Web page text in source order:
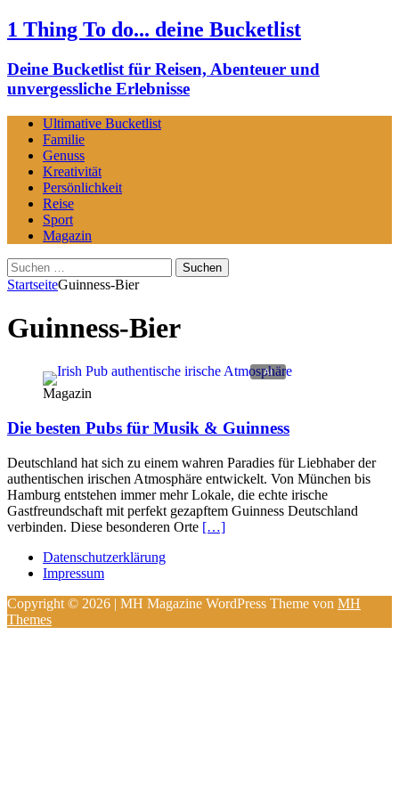
1 Thing To do... deine Bucketlist
Deine Bucketlist für Reisen, Abenteuer und
unvergessliche Erlebnisse
Ultimative Bucketlist
Familie
Genuss
Kreativität
Persönlichkeit
Reise
Sport
Magazin
Suchen
nach:
StartseiteGuinness-Bier
Guinness-Bier
Magazin
Die besten Pubs für Musik & Guinness
Deutschland hat sich zu einem wahren Paradies für Liebhaber der
authentischen irischen Atmosphäre entwickelt. Von München bis
Hamburg entstehen immer mehr Lokale, die echte irische
Gastfreundschaft mit perfekt gezapftem Guinness Deutschland
verbinden. Diese besonderen Orte […]
Datenschutzerklärung
Impressum
Copyright © 2026 | MH Magazine WordPress Theme von MH
Themes